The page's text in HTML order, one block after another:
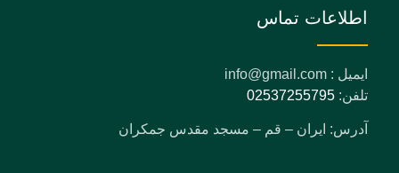
اطلاعات تماس
ایمیل : info@gmail.com
تلفن:02537255795
آدرس: ایران – قم – مسجد مقدس جمکران